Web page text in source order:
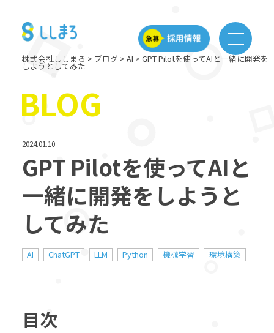
株式会社ししまろ > ブログ > AI > GPT Pilotを使ってAIと一緒に開発を
しようとしてみた
BLOG
2024.01.10
GPT Pilotを使ってAIと
一緒に開発をしようと
してみた
AI ChatGPT LLM Python 機械学習 環境構築
目次